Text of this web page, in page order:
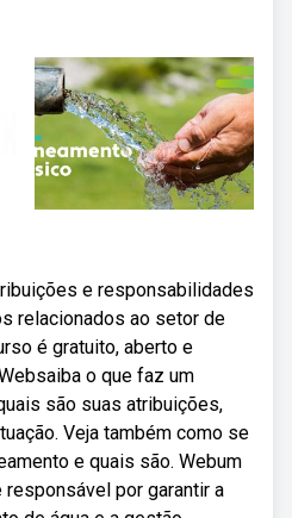
e responsabilidades
relacionados ao setor de
é gratuito, aberto e
o que faz um
são suas atribuições,
Veja também como se
e quais são. Webum
por garantir a